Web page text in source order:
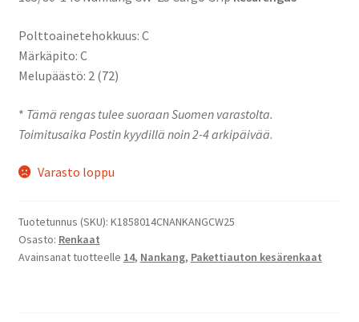
Polttoainetehokkuus: C
Märkäpito: C
Melupäästö: 2 (72)
* Tämä rengas tulee suoraan Suomen varastolta.
Toimitusaika Postin kyydillä noin 2-4 arkipäivää.
Varasto loppu
Tuotetunnus (SKU): K1858014CNANKANGCW25
Osasto: Renkaat
Avainsanat tuotteelle 14, Nankang, Pakettiauton kesärenkaat